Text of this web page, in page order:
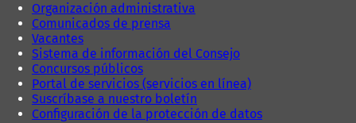
Organización administrativa
Comunicados de prensa
Vacantes
Sistema de información del Consejo
Concursos públicos
Portal de servicios (servicios en línea)
Suscríbase a nuestro boletín
Configuración de la protección de datos